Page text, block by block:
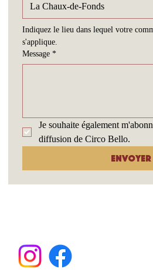
Indiquez le lieu dans lequel votre
s'applique.
Message *
Je souhaite également
diffusion de Circo Bello.
Envoyer